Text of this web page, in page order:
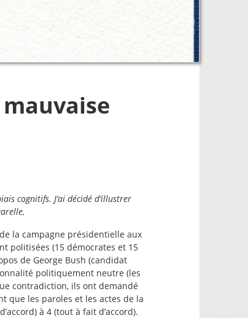
cognitifs.J’ai décidé d’illustrer
la campagne présidentielle aux
politisées (15 démocrates et 15
de George Bush (candidat
politiquement neutre (les
contradiction, ils ont demandé
que les paroles et les actes de la
à 4 (tout à fait d’accord).